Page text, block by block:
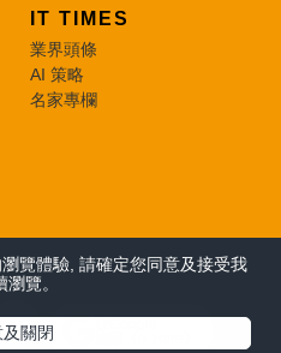
IT TIMES
業界頭條
AI 策略
名家專欄
覽體驗, 請確定您同意及接受我
瀏覽。
關閉